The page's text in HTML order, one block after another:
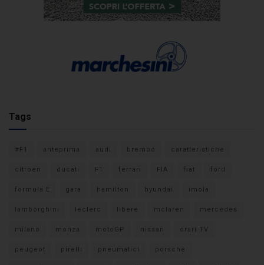
Tags
#F1 anteprima audi brembo caratteristiche
citroen ducati F1 ferrari FIA fiat ford
formula E gara hamilton hyundai imola
lamborghini leclerc libere mclaren mercedes
milano monza motoGP nissan orari TV
peugeot pirelli pneumatici porsche